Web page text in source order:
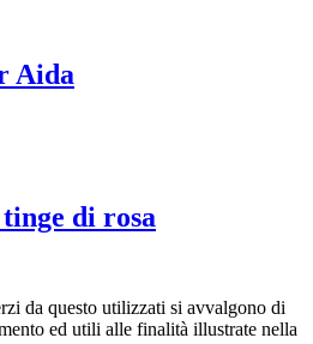
Aida
di rosa
da questo utilizzati si avvalgono di
ed utili alle finalità illustrate nella